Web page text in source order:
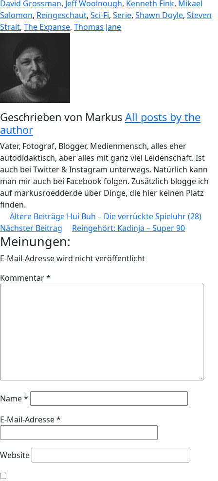
David Grossman, Jeff Woolnough, Kenneth Fink, Mikael
Salomon, Reingeschaut, Sci-Fi, Serie, Shawn Doyle, Steven
Strait, The Expanse, Thomas Jane
Geschrieben von Markus All posts by the
author
Vater, Fotograf, Blogger, Medienmensch, alles eher
autodidaktisch, aber alles mit ganz viel Leidenschaft. Ist
auch bei Twitter & Instagram unterwegs. Natürlich kann
man mir auch bei Facebook folgen. Zusätzlich blogge ich
auf markusroedder.de über Dinge, die hier keinen Platz
finden.
Beitragsnavigation
Ältere Beiträge Hui Buh – Die verrückte Spieluhr (28)
Nächster Beitrag
Reingehört: Kadinja – Super 90
Meinungen:
E-Mail-Adresse wird nicht veröffentlicht
Kommentar*
Name*
E-Mail-Adresse*
Website